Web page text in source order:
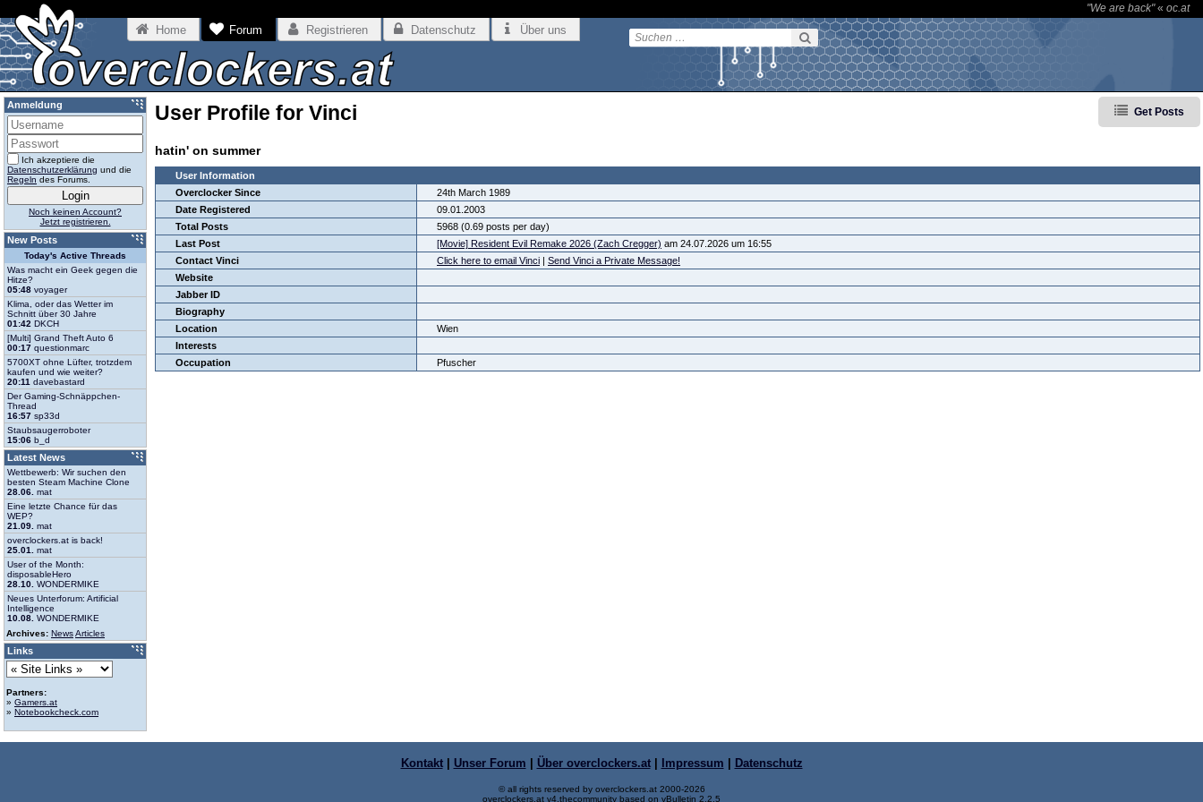
"We are back"« oc.at
Home Forum Registrieren Datenschutz Über uns
User Profile for Vinci Get Posts
hatin' on summer
User Information
Overclocker Since
24th March 1989
Date Registered
09.01.2003
Total Posts
5968 (0.69 posts per day)
Last Post
[Movie] Resident Evil Remake 2026 (Zach Cregger) am 24.07.2026 um 16:55
Contact Vinci
Click here to email Vinci | Send Vinci a Private Message!
Website
Jabber ID
Biography
Location
Wien
Interests
Occupation
Pfuscher
Anmeldung
Ich akzeptiere die
Datenschutzerklärung und die
Regeln des Forums.
Noch keinen Account?
Jetzt registrieren.
New Posts
Today's Active Threads
Was macht ein Geek gegen die
Hitze?
05:48 voyager
Klima, oder das Wetter im
Schnitt über 30 Jahre
01:42 DKCH
[Multi] Grand Theft Auto 6
00:17 questionmarc
5700XT ohne Lüfter, trotzdem
kaufen und wie weiter?
20:11 davebastard
Der Gaming-Schnäppchen-
Thread
16:57 sp33d
Staubsaugerroboter
15:06 b_d
Latest News
Wettbewerb: Wir suchen den
besten Steam Machine Clone
28.06. mat
Eine letzte Chance für das
WEP?
21.09. mat
overclockers.at is back!
25.01.
mat
User of the Month:
disposableHero
28.10. WONDERMIKE
Neues Unterforum: Artificial
Intelligence
10.08. WONDERMIKE
Archives: NewsArticles
Links
Partners:
» Gamers.at
» Notebookcheck.com
Kontakt| Unser Forum | Über overclockers.at| Impressum | Datenschutz
© all rights reserved by overclockers.at 2000-2026
overclockers.at v4.thecommunity based on vBulletin 2.2.5